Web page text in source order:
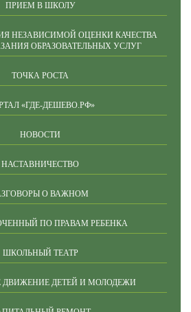
ПРИЕМ В ШКОЛУ
НЕЗАВИСИМОЙ ОЦЕНКИ КАЧЕСТВА
ОБРАЗОВАТЕЛЬНЫХ УСЛУГ
ТОЧКА РОСТА
«ГДЕ-ДЕШЕВО.РФ»
НОВОСТИ
НАСТАВНИЧЕСТВО
О ВАЖНОМ
ПО ПРАВАМ РЕБЕНКА
ШКОЛЬНЫЙ ТЕАТР
ДВИЖЕНИЕ ДЕТЕЙ И МОЛОДЕЖИ